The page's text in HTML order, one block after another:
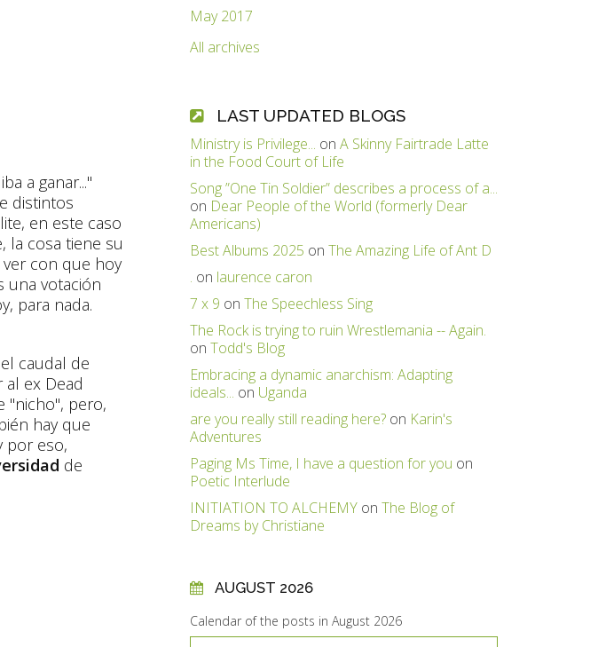
a ganar..."
distintos
en este caso
la cosa tiene su
con que hoy
una votación
para nada.
caudal de
al ex Dead
"nicho", pero,
hay que
por eso,
de
May 2017
All archives
LAST UPDATED BLOGS
Ministry is Privilege... onA Skinny Fairtrade Latte
in the Food Court of Life
Song ”One Tin Soldier” describes a process of a...
on Dear People of the World (formerly Dear
Americans)
Best Albums 2025 onThe Amazing Life of Ant D
. on laurence caron
7 x 9 onThe Speechless Sing
The Rock is trying to ruin Wrestlemania -- Again.
onTodd's Blog
Embracing a dynamic anarchism: Adapting
ideals... on Uganda
are you really still reading here? on Karin's
Adventures
Paging Ms Time, I have a question for you on
Poetic Interlude
INITIATION TO ALCHEMY onThe Blog of
Dreams by Christiane
AUGUST 2026
Calendar of the posts in August 2026